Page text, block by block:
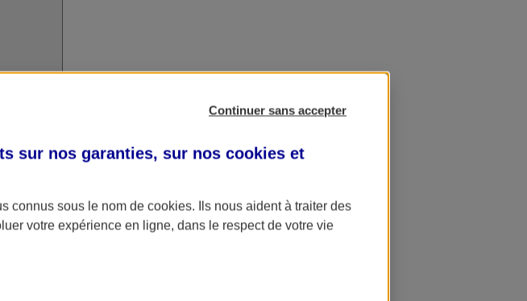
Continuer sans accepter
sur nos garanties, sur nos cookies et
connus sous le nom de cookies. Ils nous aident à traiter des
votre expérience en ligne, dans le respect de votre vie